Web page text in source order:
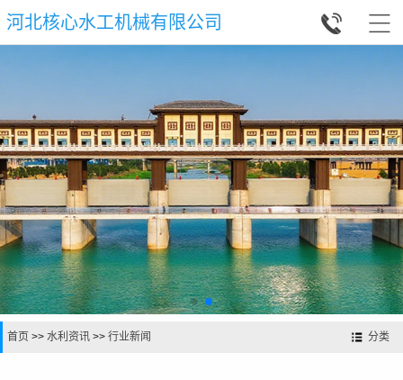
河北核心水工机械有限公司 

分类
首页 >> 水利资讯 >> 行业新闻